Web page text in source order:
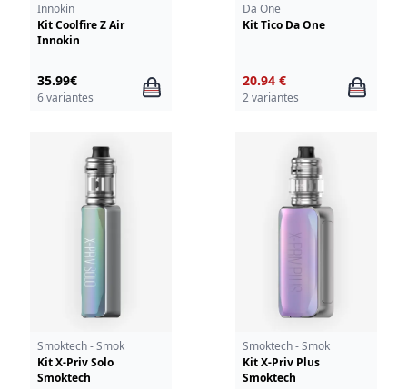
Innokin
Kit Coolfire Z Air
Innokin
35.99€
6 variantes
Da One
Kit Tico Da One
20.94 €
2 variantes
Smoktech - Smok
Kit X-Priv Solo
Smoktech
Smoktech - Smok
Kit X-Priv Plus
Smoktech